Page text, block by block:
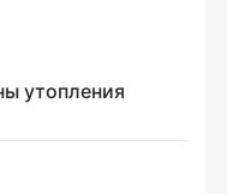
утопления